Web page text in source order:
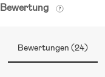
Bewertung
Bewertungen (24)